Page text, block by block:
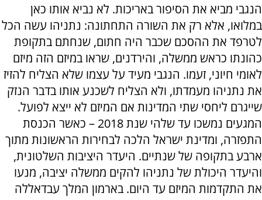
הנגבי מביא את הסיפור באריכות. לא נביא אותו כאן
במלואו, אלא רק את השורה התחתונה: נתניהו עשה הכל
לטרפד את ההסכם שכבר היה חתום, שנחתם בתקופת
כהונתו כראש ממשלה, והירדנים, שראו במיזם הזה מיזם
לאומי חיוני, זעמו. הנגבי מעיד על עצמו שלא הצליח להזיז
את נתניהו מעמדתו, ולא הצליח לשכנע אותו בדבר הנזק
שייגרם ליחסי שתי המדינות אם המיזם לא ייצא לפועל.
המגעים נמשכו עד שלהי שנת 2018 – כאשר הכנסת
התפזרה, ומדינת ישראל הלכה לבחירות הראשונות מתוך
ארבע בתקופה של שנתיים. היעדר היציבות השלטונית,
והיעדר היכולת של נתניהו להקים ממשלה יציבה, מנעו
את התקדמות המיזם עד היום. בארמון המלך עבדאללה